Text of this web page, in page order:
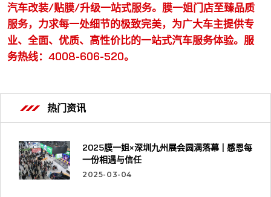
汽车改装/贴膜/升级一站式服务。膜一姐门店至臻品质
服务，力求每一处细节的极致完美，为广大车主提供专
业、全面、优质、高性价比的一站式汽车服务体验。服
务热线：4008-606-520。
热门资讯
2025膜一姐×深圳九州展会圆满落幕 | 感恩每
一份相遇与信任
2025-03-04